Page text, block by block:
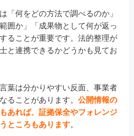
「何をどの方法で調べるのか」
囲か」「成果物として何が返っ
ることが重要です。法的整理が
と連携できるかどうかも見てお
葉は分かりやすい反面、事業者
ることがあります。 公開情報の
あれば、証拠保全やフォレンジ
ところもあります。